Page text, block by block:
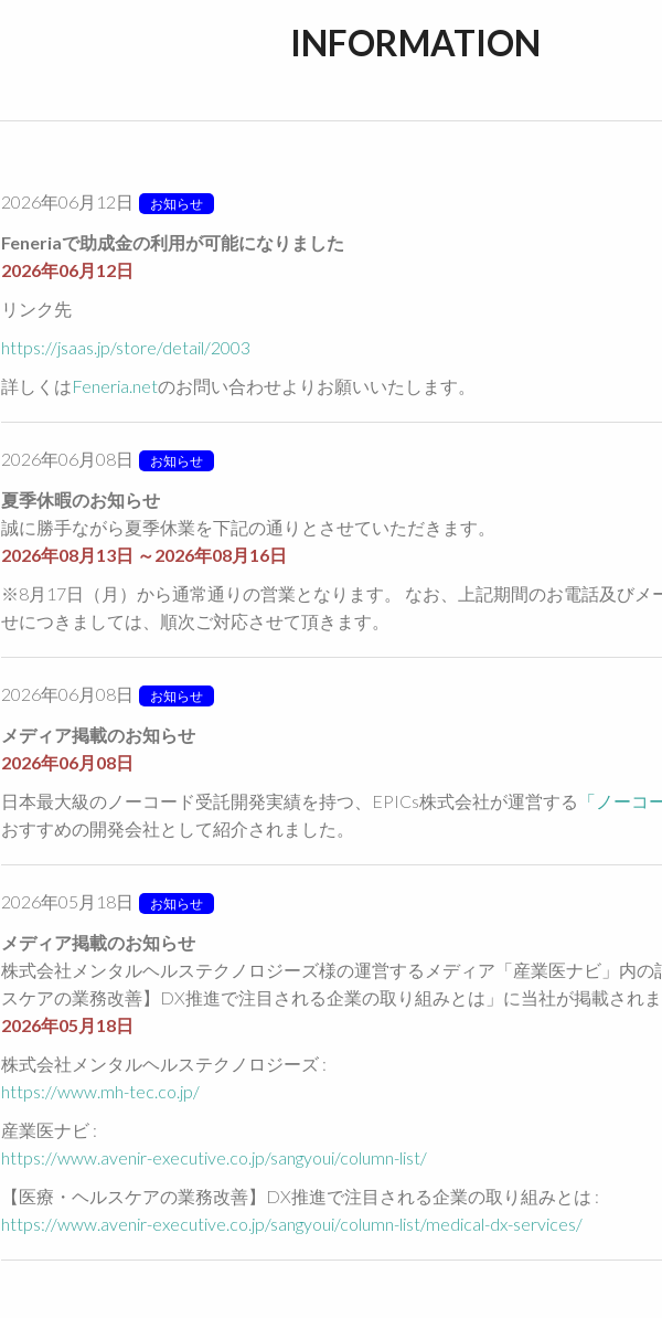
INFORMATION
2026年06月12日 お知らせ
Feneriaで助成金の利用が可能になりました
2026年06月12日
リンク先
https://jsaas.jp/store/detail/2003
詳しくはFeneria.netのお問い合わせよりお願いいたします。
2026年06月08日 お知らせ
夏季休暇のお知らせ
誠に勝手ながら夏季休業を下記の通りとさせていただきます。
2026年08月13日 ～2026年08月16日
※8月17日（月）から通常通りの営業となります。 なお、上記期間のお電話及びメ
せにつきましては、順次ご対応させて頂きます。
2026年06月08日 お知らせ
メディア掲載のお知らせ
2026年06月08日
日本最大級のノーコード受託開発実績を持つ、EPICs株式会社が運営する 「ノーコ
おすすめの開発会社として紹介されました。
2026年05月18日 お知らせ
メディア掲載のお知らせ
株式会社メンタルヘルステクノロジーズ様の運営するメディア「産業医ナビ」内の
スケアの業務改善】DX推進で注目される企業の取り組みとは」に当社が掲載されま
2026年05月18日
株式会社メンタルヘルステクノロジーズ :
https://www.mh-tec.co.jp/
産業医ナビ :
https://www.avenir-executive.co.jp/sangyoui/column-list/
【医療・ヘルスケアの業務改善】DX推進で注目される企業の取り組みとは :
https://www.avenir-executive.co.jp/sangyoui/column-list/medical-dx-services/